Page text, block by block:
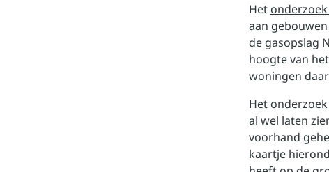
Het
aan
de gasopslag
hoogte van
woningen
Het
al wel laten
voorhand
kaartje